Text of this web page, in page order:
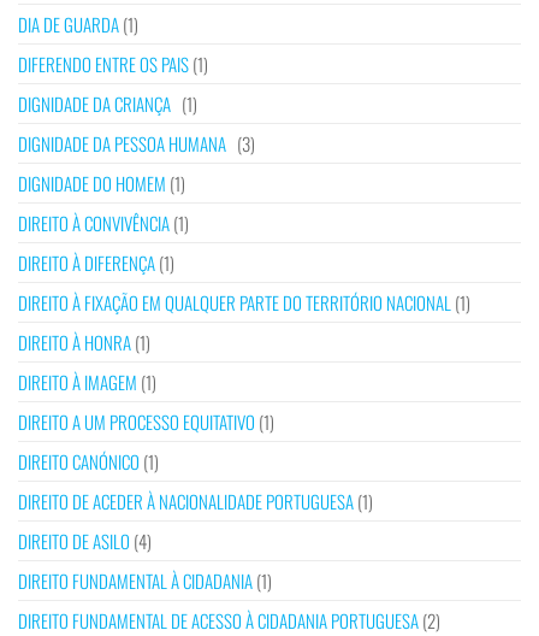
DIA DE GUARDA(1)
DIFERENDO ENTRE OS PAIS(1)
DIGNIDADE DA CRIANÇA (1)
DIGNIDADE DA PESSOA HUMANA (3)
DIGNIDADE DO HOMEM (1)
DIREITO À CONVIVÊNCIA(1)
DIREITO À DIFERENÇA(1)
DIREITO À FIXAÇÃO EM QUALQUER PARTE DO TERRITÓRIO NACIONAL (1)
DIREITO À HONRA(1)
DIREITO À IMAGEM (1)
DIREITO A UM PROCESSO EQUITATIVO (1)
DIREITO CANÓNICO (1)
DIREITO DE ACEDER À NACIONALIDADE PORTUGUESA(1)
DIREITO DE ASILO (4)
DIREITO FUNDAMENTAL À CIDADANIA(1)
DIREITO FUNDAMENTAL DE ACESSO À CIDADANIA PORTUGUESA(2)